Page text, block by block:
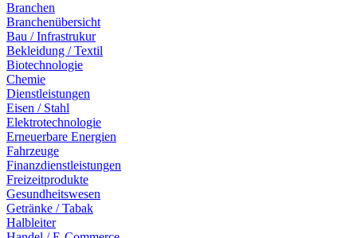
Branchen
Branchenübersicht
Bau / Infrastrukur
Bekleidung / Textil
Biotechnologie
Chemie
Dienstleistungen
Eisen / Stahl
Elektrotechnologie
Erneuerbare Energien
Fahrzeuge
Finanzdienstleistungen
Freizeitprodukte
Gesundheitswesen
Getränke / Tabak
Halbleiter